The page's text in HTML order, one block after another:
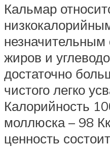
Кальмар
жиров и
достаточно
чистого легко
Калорийность
моллюска – 98
ценность